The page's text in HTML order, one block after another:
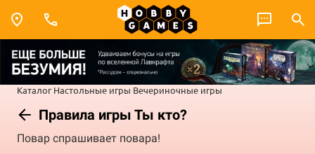
Каталог Настольные игры Вечериночные игры
Правила игры Ты кто?
Повар спрашивает повара!